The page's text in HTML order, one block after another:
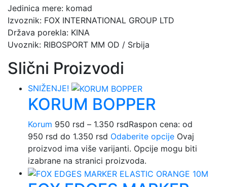
Jedinica mere: komad
Izvoznik: FOX INTERNATIONAL GROUP LTD
Država porekla: KINA
Uvoznik: RIBOSPORT MM OD / Srbija
Slični Proizvodi
SNIŽENJE!
KORUM BOPPER
Korum 950 rsd – 1.350 rsdRaspon cena: od
950 rsd do 1.350 rsd Odaberite opcije Ovaj
proizvod ima više varijanti. Opcije mogu biti
izabrane na stranici proizvoda.